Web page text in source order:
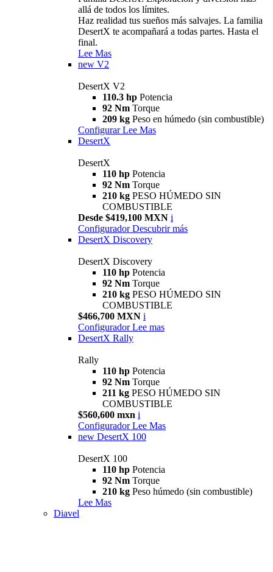
allá de todos los límites.
Haz realidad tus sueños más salvajes. La familia
DesertX te acompañará a todas partes. Hasta el
final.
Lee Mas
new V2
DesertX V2
110.3 hp Potencia
92 Nm Torque
209 kg Peso en húmedo (sin combustible)
Configurar Lee Mas
DesertX
DesertX
110 hp Potencia
92 Nm Torque
210 kg PESO HÚMEDO SIN
COMBUSTIBLE
Desde $419,100 MXN i
Configurador Descubrir más
DesertX Discovery
DesertX Discovery
110 hp Potencia
92 Nm Torque
210 kg PESO HÚMEDO SIN
COMBUSTIBLE
$466,700 MXN i
Configurador Lee mas
DesertX Rally
Rally
110 hp Potencia
92 Nm Torque
211 kg PESO HÚMEDO SIN
COMBUSTIBLE
$560,600 mxn i
Configurador Lee Mas
new DesertX 100
DesertX 100
110 hp Potencia
92 Nm Torque
210 kg Peso húmedo (sin combustible)
Lee Mas
Diavel